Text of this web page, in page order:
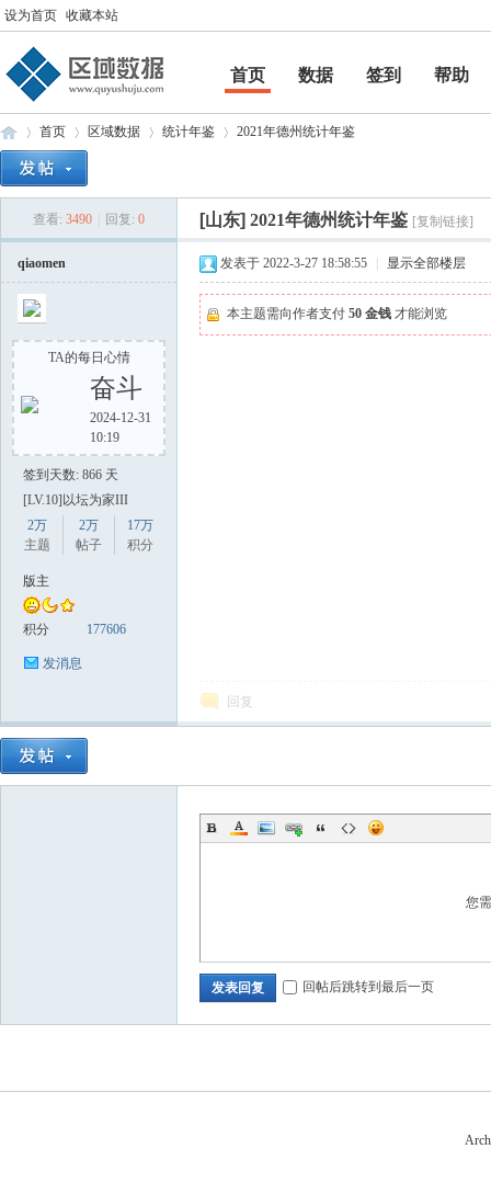
设为首页 收藏本站
首页 数据 签到
帮助
帮助
域
首页
›
区域数据
›
统计年鉴
›
2021年德州统计年鉴
查看: 3490 回复: 0 [山东] 2021年德州统计年鉴 [复制链接]
qiaomen
TA的每日心情
奋斗
2024-12-31
10:19
签到天数: 866 天
[LV.10]以坛为家III
2万
主题
2万
帖子
17万
积分
版主
积分 177606
发消息
发表于 2022-3-27 18:58:55 显示全部楼层
本主题需向作者支付 50 金钱 才能浏览
回复
您
发表回复 回帖后跳转到最后一页